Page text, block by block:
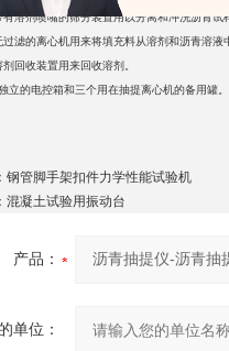
有溶剂喷嘴的筛分装置用以分离和冲洗沥青试
过滤的离心机用来将填充料从溶剂和沥青溶液
回收装置用来回收溶剂。
立的电控箱和三个用在抽提离心机的备用罐。
钢管脚手架扣件力学性能试验机
混凝土试验用振动台
产品：
单位：